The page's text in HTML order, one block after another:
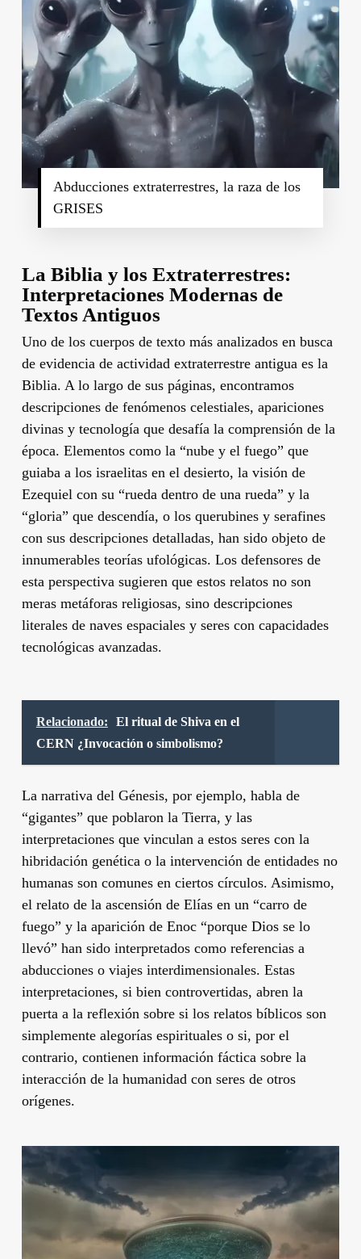
Abducciones extraterrestres, la raza de los
GRISES
La Biblia y los Extraterrestres:
Interpretaciones Modernas de
Textos Antiguos
Uno de los cuerpos de texto más analizados en busca
de evidencia de actividad extraterrestre antigua es la
Biblia. A lo largo de sus páginas, encontramos
descripciones de fenómenos celestiales, apariciones
divinas y tecnología que desafía la comprensión de la
época. Elementos como la “nube y el fuego” que
guiaba a los israelitas en el desierto, la visión de
Ezequiel con su “rueda dentro de una rueda” y la
“gloria” que descendía, o los querubines y serafines
con sus descripciones detalladas, han sido objeto de
innumerables teorías ufológicas. Los defensores de
esta perspectiva sugieren que estos relatos no son
meras metáforas religiosas, sino descripciones
literales de naves espaciales y seres con capacidades
tecnológicas avanzadas.
Relacionado:
El ritual de Shiva en el
CERN ¿Invocación o simbolismo?
La narrativa del Génesis, por ejemplo, habla de
“gigantes” que poblaron la Tierra, y las
interpretaciones que vinculan a estos seres con la
hibridación genética o la intervención de entidades no
humanas son comunes en ciertos círculos. Asimismo,
el relato de la ascensión de Elías en un “carro de
fuego” y la aparición de Enoc “porque Dios se lo
llevó” han sido interpretados como referencias a
abducciones o viajes interdimensionales. Estas
interpretaciones, si bien controvertidas, abren la
puerta a la reflexión sobre si los relatos bíblicos son
simplemente alegorías espirituales o si, por el
contrario, contienen información fáctica sobre la
interacción de la humanidad con seres de otros
orígenes.